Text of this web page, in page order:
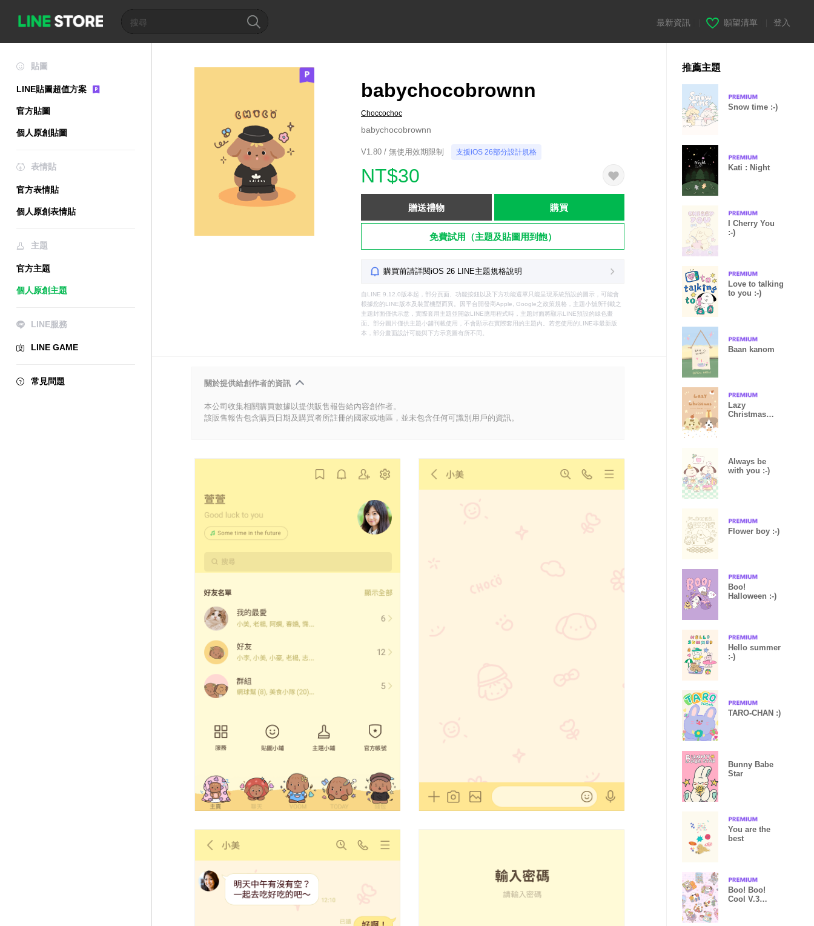
最新資訊 願望清單 登入
貼圖
LINE貼圖超值方案
官方貼圖
個人原創貼圖
表情貼
官方表情貼
個人原創表情貼
主題
官方主題
個人原創主題
LINE服務
LINE GAME
常見問題
babychocobrownn
Choccochoc
babychocobrownn
V1.80 / 無使用效期限制 支援iOS 26部分設計規格
NT$30
贈送禮物 購買
免費試用（主題及貼圖用到飽）
購買前請詳閱iOS 26 LINE主題規格說明
自LINE 9.12.0版本起，部分頁面、功能按鈕以及下方功能選單只能呈現系統預設的圖示，可能會
根據您的LINE版本及裝置機型而異。因平台開發商Apple, Google之政策規格，主題小舖所刊載之
主題封面僅供示意，實際套用主題並開啟LINE應用程式時，主題封面將顯示LINE預設的綠色畫
面。部分圖片僅供主題小舖刊載使用，不會顯示在實際套用的主題內。若您使用的LINE非最新版
本，部分畫面設計可能與下方示意圖有所不同。
關於提供給創作者的資訊
本公司收集相關購買數據以提供販售報告給內容創作者。
該販售報告包含購買日期及購買者所註冊的國家或地區，並未包含任何可識別用戶的資訊。
推薦主題
Snow time :-)
Kati : Night
I Cherry You
:-)
Love to talking
to you :-)
Baan kanom
Lazy
Christmas
Always be
with you :-)
Flower boy :-)
Boo!
Halloween :-)
Hello summer
:-)
TARO-CHAN :)
Bunny Babe
Star
You are the
best
Boo! Boo!
Cool V.3